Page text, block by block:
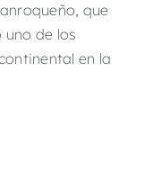
que
de los
en la